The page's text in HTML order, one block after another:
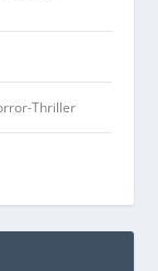
Thriller